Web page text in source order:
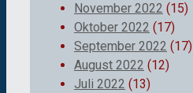
November 2022 (15)
Oktober 2022 (17)
September 2022 (17)
August 2022 (12)
Juli 2022 (13)